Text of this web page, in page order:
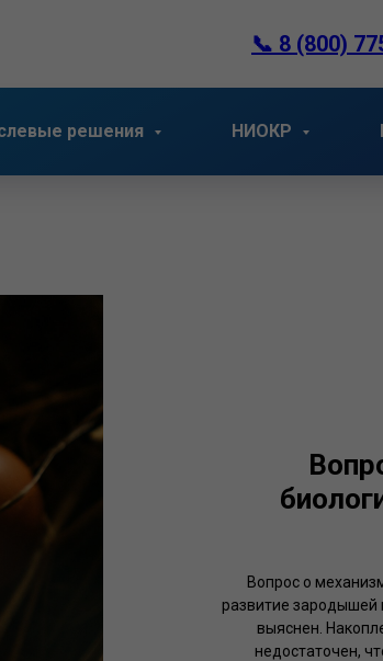
📞 8 (800)
решения НИОКР
Вопрос о
развитие зародышей
выяснен.
недостаточен,